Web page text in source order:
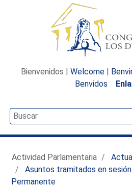
Bienvenidos | Welcome |
Benvidos
Actividad Parlamentaria
Asuntos tramitados en
Permanente